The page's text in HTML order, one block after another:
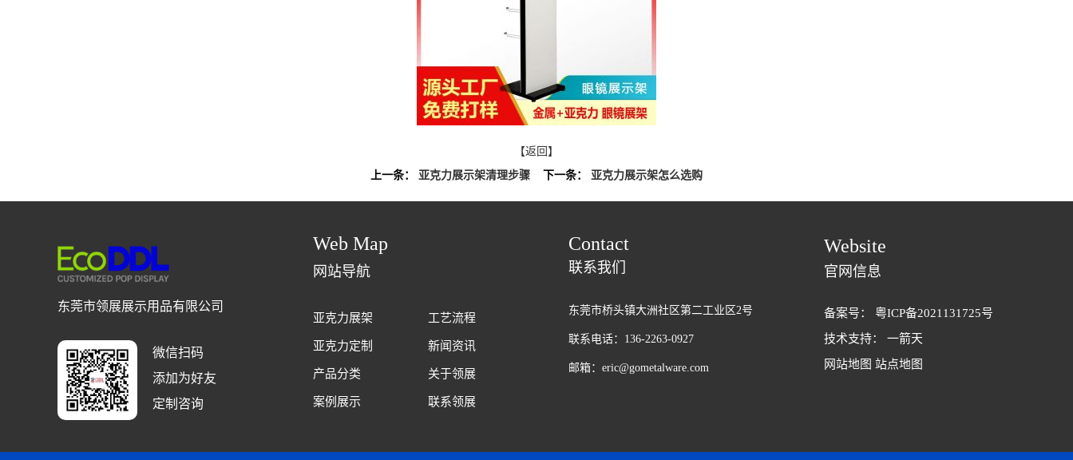
【返回】
上一条： 亚克力展示架清理步骤 下一条： 亚克力展示架怎么选购
东莞市领展展示用品有限公司
微信扫码
添加为好友
定制咨询
Web Map
网站导航
亚克力展架
亚克力定制
产品分类
案例展示
工艺流程
新闻资讯
关于领展
联系领展
Contact
联系我们
东莞市桥头镇大洲社区第二工业区2号
联系电话：136-2263-0927
邮箱：eric@gometalware.com
Website
官网信息
备案号： 粤ICP备2021131725号
技术支持： 一箭天
网站地图 站点地图